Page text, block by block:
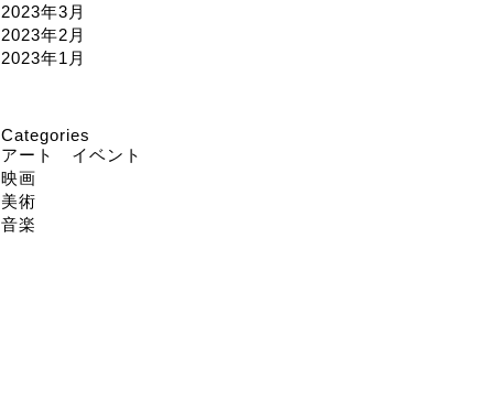
2023年3月
2023年2月
2023年1月
Categories
アート イベント
映画
美術
音楽